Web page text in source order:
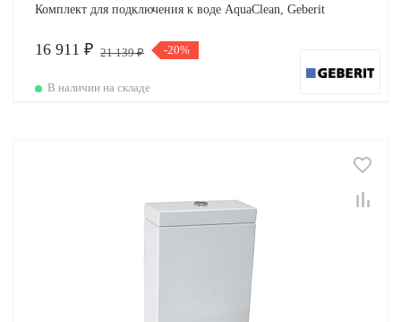
Комплект для подключения к воде AquaClean, Geberit
16 911 ₽ 21 139 ₽ -20%
В наличии на складе